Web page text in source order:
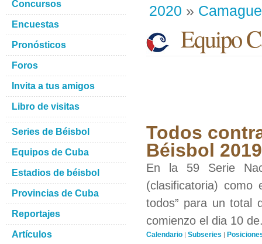
2020 »
Equipo
Todos
Béisbol
En la 59 Serie
(clasificatoria) como
todos” para un total
comienzo el dia 10
Calendario | Subseries |
Concursos
Encuestas
Pronósticos
Foros
Invita a tus amigos
Libro de visitas
Series de Béisbol
Equipos de Cuba
Estadios de béisbol
Provincias de Cuba
Reportajes
Artículos